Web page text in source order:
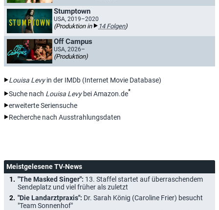
Stumptown
USA, 2019–2020
(Produktion in 14 Folgen)
Off Campus
USA, 2026–
(Produktion)
Louisa Levyin der IMDb (Internet Movie Database)
Suche nach Louisa Levybei Amazon.de*
erweiterte Seriensuche
Recherche nach Ausstrahlungsdaten
Meistgelesene TV-News
"The Masked Singer": 13. Staffel startet auf überraschendem
Sendeplatz und viel früher als zuletzt
"Die Landarztpraxis": Dr. Sarah König (Caroline Frier) besucht
"Team Sonnenhof"